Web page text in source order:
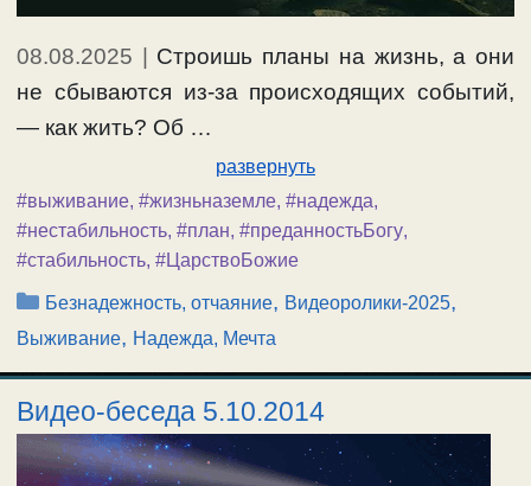
08.08.2025 | Строишь планы на жизнь, а они
не сбываются из-за происходящих событий,
— как жить? Об …
развернуть
#выживание, #жизньназемле, #надежда,
#нестабильность, #план, #преданностьБогу,
#стабильность, #ЦарствоБожие
Рубрики
Безнадежность, отчаяние, Видеоролики-2025,
Выживание, Надежда, Мечта
Видео-беседа 5.10.2014